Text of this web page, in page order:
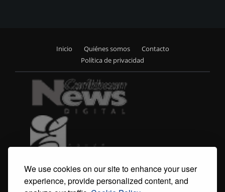
We use cookies on our site to enhance your user
experience, provide personalized content, and
menu
Inicio Quiénes somos
Contacto
Política de privacidad